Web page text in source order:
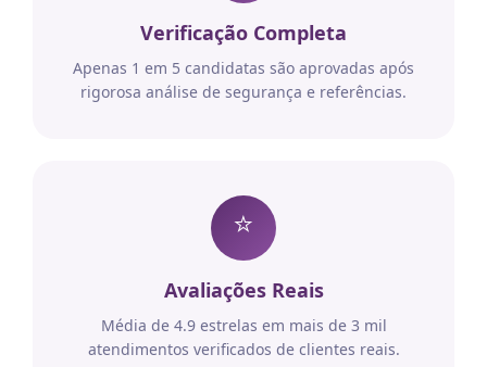
Verificação Completa
Apenas 1 em 5 candidatas são aprovadas após
rigorosa análise de segurança e referências.
⭐
Avaliações Reais
Média de 4.9 estrelas em mais de 3 mil
atendimentos verificados de clientes reais.